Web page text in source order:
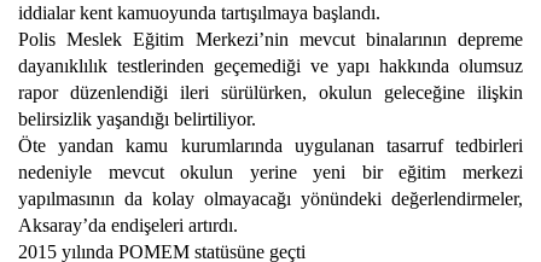
iddialar kent kamuoyunda tartışılmaya başlandı.
Polis Meslek Eğitim Merkezi’nin mevcut binalarının depreme
dayanıklılık testlerinden geçemediği ve yapı hakkında olumsuz
rapor düzenlendiği ileri sürülürken, okulun geleceğine ilişkin
belirsizlik yaşandığı belirtiliyor.
Öte yandan kamu kurumlarında uygulanan tasarruf tedbirleri
nedeniyle mevcut okulun yerine yeni bir eğitim merkezi
yapılmasının da kolay olmayacağı yönündeki değerlendirmeler,
Aksaray’da endişeleri artırdı.
2015 yılında POMEM statüsüne geçti